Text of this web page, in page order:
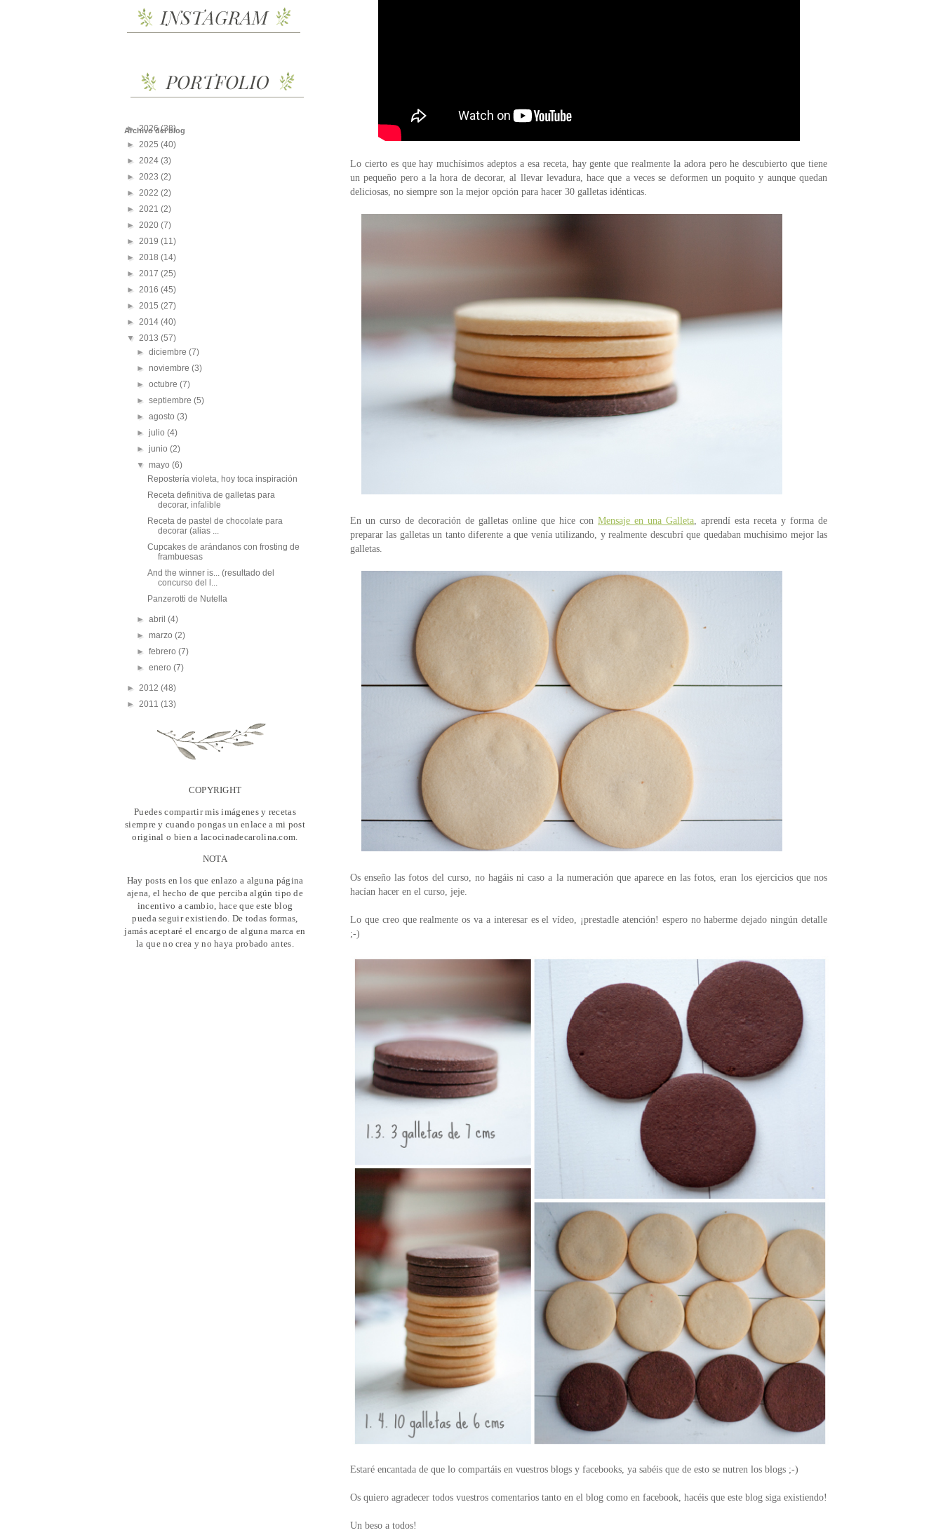
Lo cierto es que hay muchísimos adeptos a esa receta, hay gente que realmente la adora pero he descubierto que tiene
un pequeño pero a la hora de decorar, al llevar levadura, hace que a veces se deformen un poquito y aunque quedan
deliciosas, no siempre son la mejor opción para hacer 30 galletas idénticas.
En un curso de decoración de galletas online que hice con Mensaje en una Galleta , aprendí esta receta y forma de
preparar las galletas un tanto diferente a que venía utilizando, y realmente descubrí que quedaban muchísimo mejor las
galletas.
Os enseño las fotos del curso, no hagáis ni caso a la numeración que aparece en las fotos, eran los ejercicios que nos
hacían hacer en el curso, jeje.
Lo que creo que realmente os va a interesar es el vídeo, ¡prestadle atención! espero no haberme dejado ningún detalle
;-)
Estaré encantada de que lo compartáis en vuestros blogs y facebooks, ya sabéis que de esto se nutren los blogs ;-)
Os quiero agradecer todos vuestros comentarios tanto en el blog como en facebook, hacéis que este blog siga existiendo!
Un beso a todos!
Archivo del blog
►2026(38)
► 2025 (40)
► 2024 (3)
► 2023 (2)
► 2022 (2)
► 2021 (2)
► 2020 (7)
► 2019 (11)
► 2018 (14)
► 2017 (25)
► 2016 (45)
► 2015 (27)
► 2014 (40)
▼ 2013 (57)
►diciembre(7)
►noviembre(3)
►octubre(7)
►septiembre(5)
►agosto(3)
►julio(4)
►junio(2)
▼mayo(6)
Repostería violeta, hoy toca inspiración
Receta definitiva de galletas para
decorar, infalible
Receta de pastel de chocolate para
decorar (alias ...
Cupcakes de arándanos con frosting de
frambuesas
And the winner is... (resultado del
concurso del l...
Panzerotti de Nutella
►abril(4)
►marzo(2)
►febrero(7)
►enero(7)
► 2012 (48)
► 2011 (13)
COPYRIGHT
Puedes compartir mis imágenes y recetas
siempre y cuando pongas un enlace a mi post
original o bien a lacocinadecarolina.com.
NOTA
Hay posts en los que enlazo a alguna página
ajena, el hecho de que perciba algún tipo de
incentivo a cambio, hace que este blog
pueda seguir existiendo. De todas formas,
jamás aceptaré el encargo de alguna marca en
la que no crea y no haya probado antes.